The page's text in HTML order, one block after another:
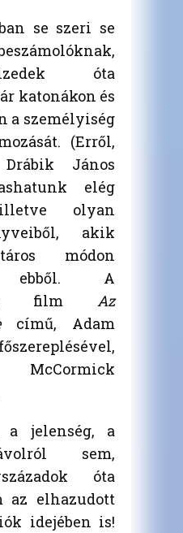
se szeri se
óta
katonákon és
a személyiség
(Erről,
János
elég
olyan
akik
módon
ebből. A
film Az
című, Adam
a jelenség, a
sem,
óta
az elhazudott
idejében is!